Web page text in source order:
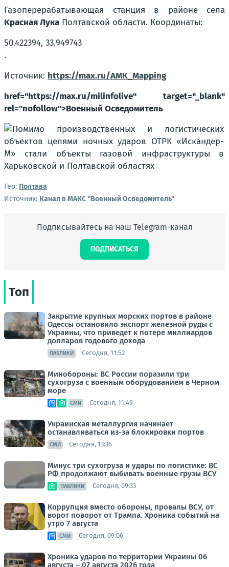
Газоперерабатывающая станция в районе села
Красная Лука Полтавской области. Координаты:
50.422394, 33.949743
.
Источник: https://max.ru/AMK_Mapping
href="https://max.ru/milinfolive" target="_blank"
rel="nofollow">Военный Осведомитель
Гео: Полтава
Источник: Канал в МАКС "Военный Осведомитель"
Подписывайтесь на наш Telegram-канал
ПОДПИСАТЬСЯ
Топ
Закрытие крупных морских портов в районе
Одессы остановило экспорт железной руды с
Украины, что приведет к потере миллиардов
долларов годового дохода
ПАБЛИКИ Сегодня, 11:52
Минобороны: ВС России поразили три
сухогруза с военным оборудованием в Черном
море
СМИ Сегодня, 11:49
Украинская металлургия начинает
останавливаться из-за блокировки портов
СМИ Сегодня, 13:36
Минус три сухогруза и удары по логистике: ВС
РФ продолжают выбивать военные грузы ВСУ
ПАБЛИКИ Сегодня, 09:33
Коррупция вместо обороны, провалы ВСУ, от
ворот поворот от Трампа. Хроника событий на
утро 7 августа
СМИ Сегодня, 09:06
Хроника ударов по территории Украины 06
августа – 07 августа 2026 года